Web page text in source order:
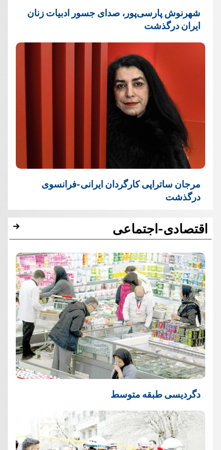
شهرنوش پارسی‌پور، صدای جسور ادبیات زنان
ایران درگذشت
مرجان ساتراپی کارگردان ایرانی-فرانسوی
درگذشت
اقتصادی-اجتماعی
دگردیسی طبقه متوسط